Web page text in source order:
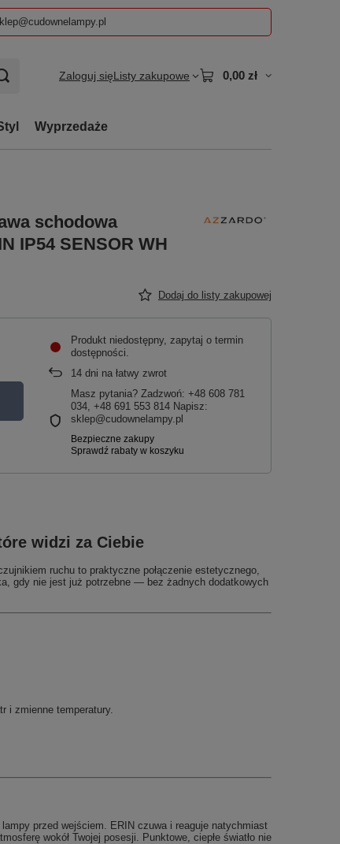
Zaloguj sięListy zakupowe 0,00 zł
Wyprzedaże
schodowa
IP54 SENSOR WH
Dodaj do listy zakupowej
Produkt niedostępny, zapytaj o termin
dostępności
14 dni na łatwy zwrot
Masz pytania? Zadzwoń: +48 608 781
034, +48 691 553 814 Napisz:
sklep@cudownelampy.pl
widzi za Ciebie
ruchu to praktyczne połączenie estetycznego,
gdy nie jest już potrzebne — bez żadnych dodatkowych
i zmienne temperatury.
przed wejściem. ERIN czuwa i reaguje natychmiast
wokół Twojej posesji. Punktowe, ciepłe światło nie